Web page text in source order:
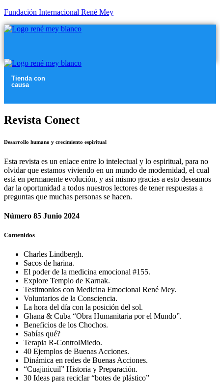
Fundación Internacional René Mey
Tienda con
causa
Revista Conect
Desarrollo humano y crecimiento espiritual
Esta revista es un enlace entre lo intelectual y lo espiritual, para no
olvidar que estamos viviendo en un mundo de modernidad, el cual
está en permanente evolución, y así mismo gracias a esto deseamos
dar la oportunidad a todos nuestros lectores de tener respuestas a
preguntas que muchas personas se hacen.
Número 85 Junio 2024
Contenidos
Charles Lindbergh.
Sacos de harina.
El poder de la medicina emocional #155.
Explore Templo de Karnak.
Testimonios con Medicina Emocional René Mey.
Voluntarios de la Consciencia.
La hora del día con la posición del sol.
Ghana & Cuba “Obra Humanitaria por el Mundo”.
Beneficios de los Chochos.
Sabías qué?
Terapia R-ControlMiedo.
40 Ejemplos de Buenas Acciones.
Dinámica en redes de Buenas Acciones.
“Cuajinicuil” Historia y Preparación.
30 Ideas para reciclar “botes de plástico”